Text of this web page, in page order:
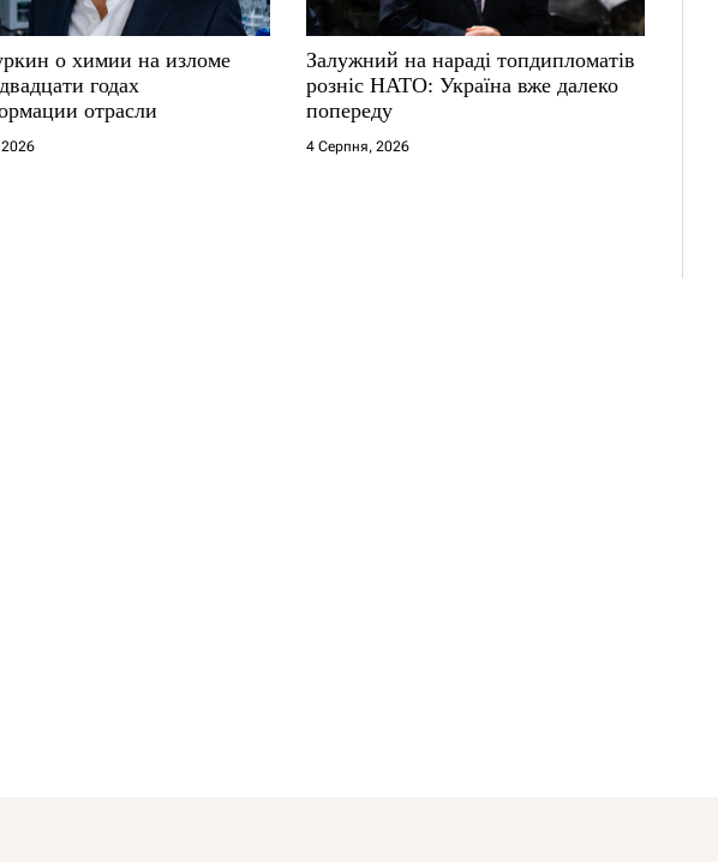
о химии на изломе
годах
отрасли
Залужний на нараді топдипломатів
розніс НАТО: Україна вже далеко
попереду
4 Серпня, 2026